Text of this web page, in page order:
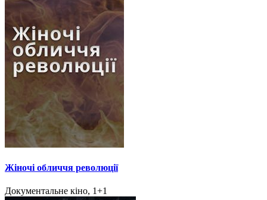
Жіночі обличчя революції
Документальне кіно, 1+1